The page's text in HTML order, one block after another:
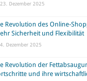
23. Dezember 2025
Revolution des Online-
Sicherheit und Flexibilität
4. Dezember 2025
Revolution der
und ihre